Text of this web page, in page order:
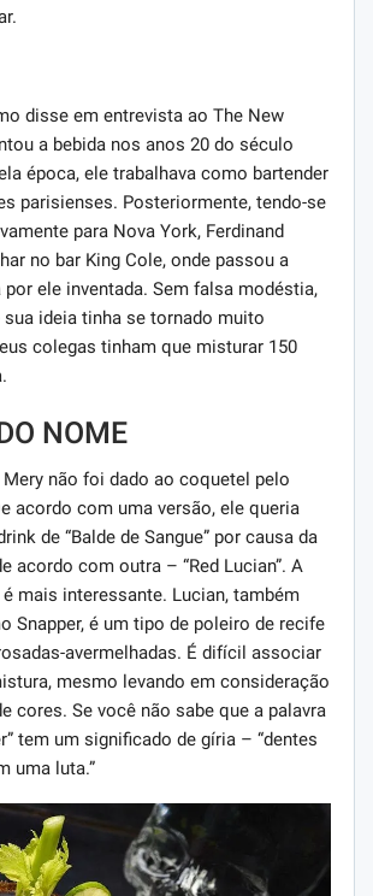
disse em entrevista ao The New
a bebida nos anos 20 do século
época, ele trabalhava como bartender
parisienses. Posteriormente, tendo-se
para Nova York, Ferdinand
no bar King Cole, onde passou a
ele inventada. Sem falsa modéstia,
ideia tinha se tornado muito
colegas tinham que misturar 150
NOME
não foi dado ao coquetel pelo
acordo com uma versão, ele queria
de “Balde de Sangue” por causa da
acordo com outra – “Red Lucian”. A
mais interessante. Lucian, também
Snapper, é um tipo de poleiro de recife
avermelhadas. É difícil associar
mesmo levando em consideração
cores. Se você não sabe que a palavra
tem um significado de gíria – “dentes
uma luta.”